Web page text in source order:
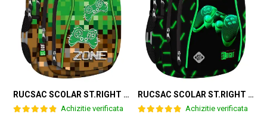
RUCSAC SCOLAR ST.RIGHT 4 COMPARTIMENTE BP-04 GAME ZONE 698187
Achizitie verificata
RUCSAC SCOLAR ST.RIGHT 4 COMPARTIMENTE BP-04 GREEN LEVEL 301339
Achizitie verificata